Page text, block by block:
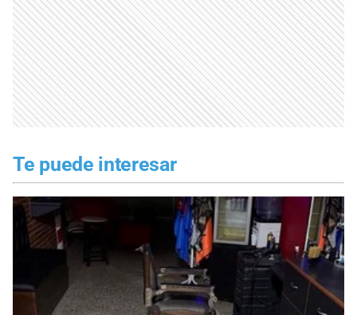
Te puede interesar